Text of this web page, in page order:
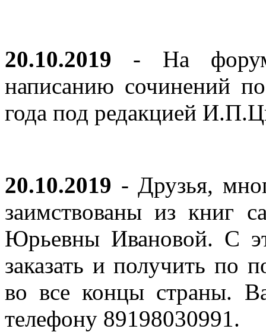
20.10.2019 - На
написанию сочинений
года под редакцией
20.10.2019 - Друзья,
заимствованы из книг
Юрьевны Ивановой. С
заказать и получить по
во все концы страны.
телефону 89198030991.